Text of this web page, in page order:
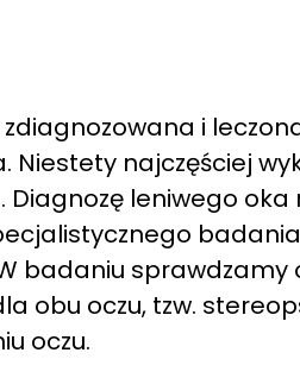
i
Niestety najczęściej
Diagnozę leniwego
badaniu sprawdzamy
obu oczu, tzw.
oczu.